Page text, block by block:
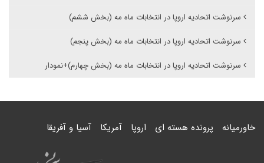
سرنوشت اتحادیه اروپا در انتخابات ماه مه (بخش ششم)
سرنوشت اتحادیه اروپا در انتخابات ماه مه (بخش پنجم)
سرنوشت اتحادیه اروپا در انتخابات ماه مه (بخش چهارم)+نمودار
خاورمیانه پرونده هسته ای اروپا آمریکا آسیا و آفریقا